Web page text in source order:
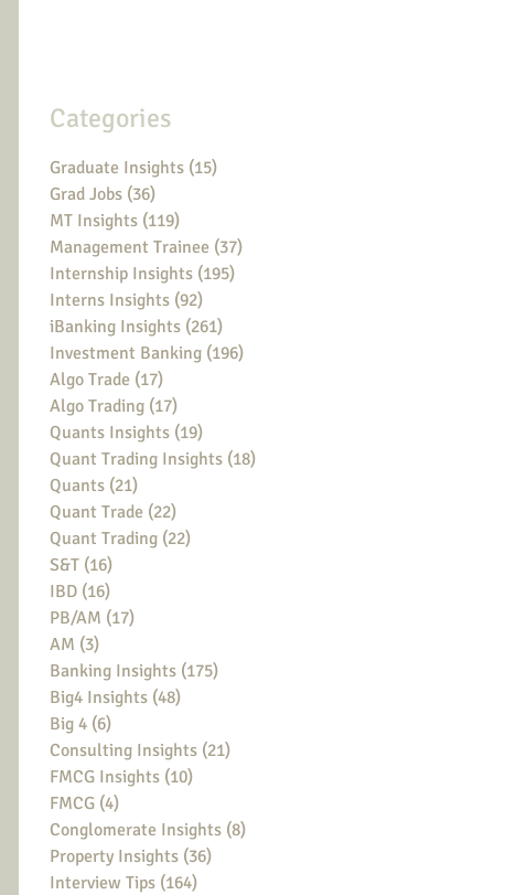
Categories
Graduate Insights (15)
Grad Jobs (36)
MT Insights (119)
Management Trainee (37)
Internship Insights (195)
Interns Insights (92)
iBanking Insights (261)
Investment Banking (196)
Algo Trade (17)
Algo Trading (17)
Quants Insights (19)
Quant Trading Insights (18)
Quants (21)
Quant Trade (22)
Quant Trading (22)
S&T (16)
IBD (16)
PB/AM (17)
AM (3)
Banking Insights (175)
Big4 Insights (48)
Big 4 (6)
Consulting Insights (21)
FMCG Insights (10)
FMCG (4)
Conglomerate Insights (8)
Property Insights (36)
Interview Tips (164)